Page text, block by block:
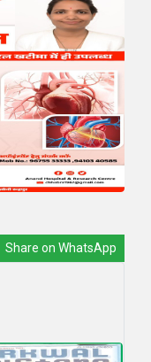
Share on WhatsApp